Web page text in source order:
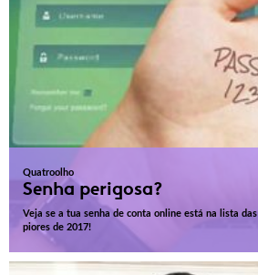
Quatroolho
Senha perigosa?
Veja se a tua senha de conta online está na lista das
piores de 2017!